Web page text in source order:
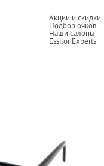
Акции и скидки
Подбор очков
Наши салоны
Essilor Experts